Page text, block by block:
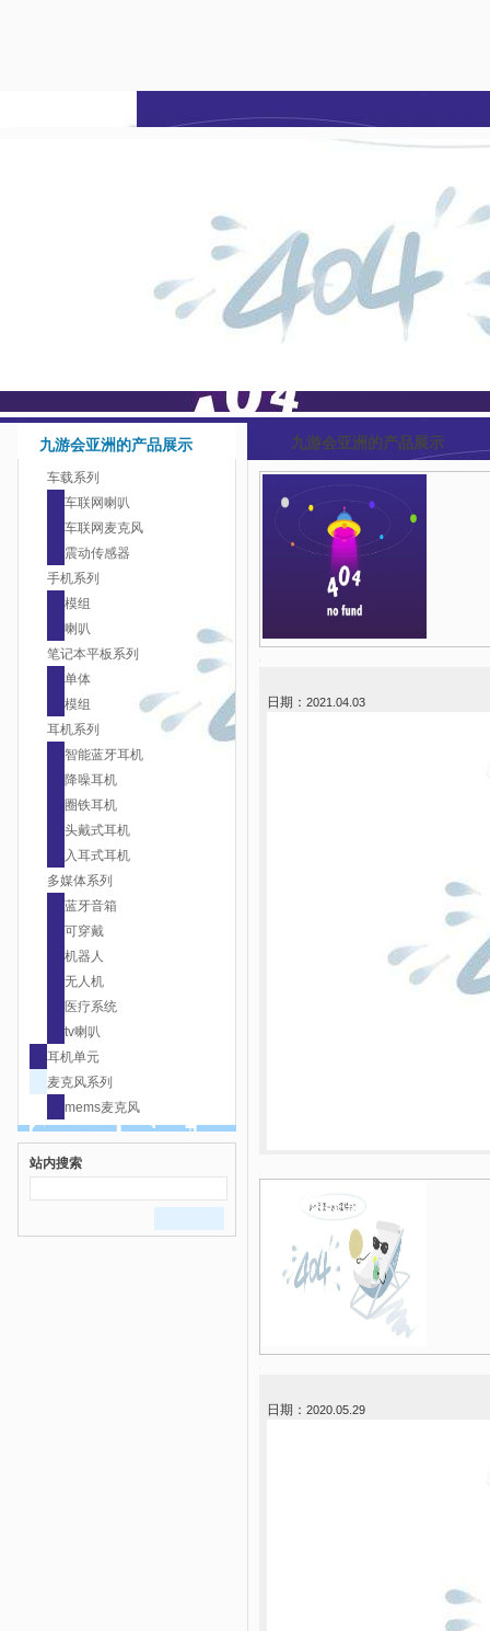
九游会亚洲的产品展示
车载系列
车联网喇叭
车联网麦克风
震动传感器
手机系列
模组
喇叭
笔记本平板系列
单体
模组
耳机系列
智能蓝牙耳机
降噪耳机
圈铁耳机
头戴式耳机
入耳式耳机
多媒体系列
蓝牙音箱
可穿戴
机器人
无人机
医疗系统
tv喇叭
耳机单元
麦克风系列
mems麦克风
站内搜索
九游会亚洲的产品展示
日期： 2021.04.03
日期： 2020.05.29